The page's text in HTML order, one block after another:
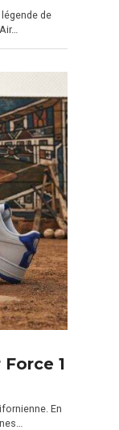
de
1
En